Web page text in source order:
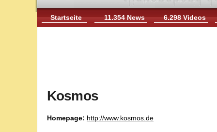
Startseite 11.354 News 6.298 Videos
Kosmos
Homepage: http://www.kosmos.de